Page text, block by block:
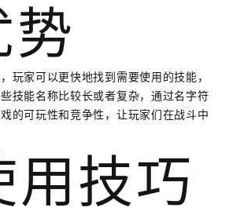
势
玩家可以更快地找到需要使用的技能，
技能名称比较长或者复杂，通过名字符
的可玩性和竞争性，让玩家们在战斗中
用技巧